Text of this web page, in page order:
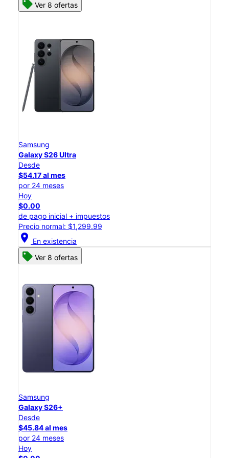
Ver 8 ofertas
Samsung
Galaxy S26 Ultra
Desde
$54.17 al mes
por 24 meses
Hoy
$0.00
de pago inicial + impuestos
Precio normal: $1,299.99
location_on En existencia
Ver 8 ofertas
Samsung
Galaxy S26+
Desde
$45.84 al mes
por 24 meses
Hoy